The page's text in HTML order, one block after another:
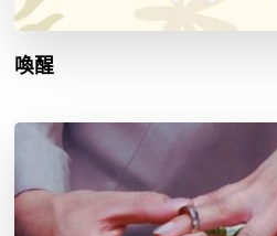
喚醒